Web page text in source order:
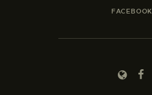
FACEBOOK